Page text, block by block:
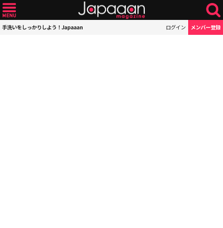
手洗いをしっかりしよう！Japaaan ログイン メンバー登録